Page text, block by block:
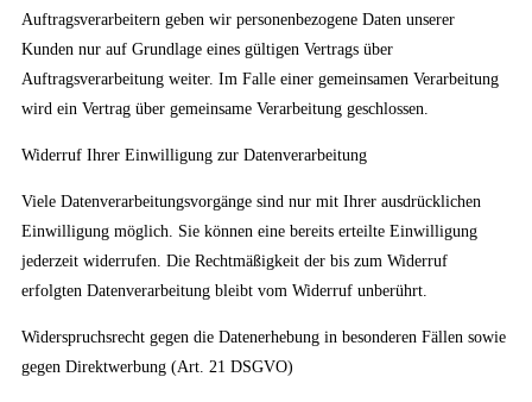
Auftragsverarbeitern geben wir personenbezogene Daten unserer
Kunden nur auf Grundlage eines gültigen Vertrags über
Auftragsverarbeitung weiter. Im Falle einer gemeinsamen Verarbeitung
wird ein Vertrag über gemeinsame Verarbeitung geschlossen.
Widerruf Ihrer Einwilligung zur Datenverarbeitung
Viele Datenverarbeitungsvorgänge sind nur mit Ihrer ausdrücklichen
Einwilligung möglich. Sie können eine bereits erteilte Einwilligung
jederzeit widerrufen. Die Rechtmäßigkeit der bis zum Widerruf
erfolgten Datenverarbeitung bleibt vom Widerruf unberührt.
Widerspruchsrecht gegen die Datenerhebung in besonderen Fällen sowie
gegen Direktwerbung (Art. 21 DSGVO)